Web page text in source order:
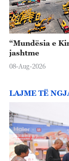
“Mundësia e
jashtme
08-Aug-2026
LAJME TË